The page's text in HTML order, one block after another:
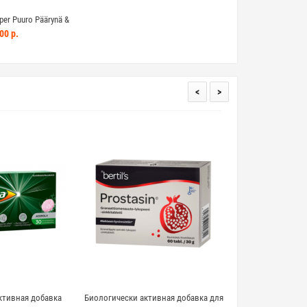
Puuro Päärynä &
с 6 месяцев
р.
добавка
Биологически активная добавка для
< >